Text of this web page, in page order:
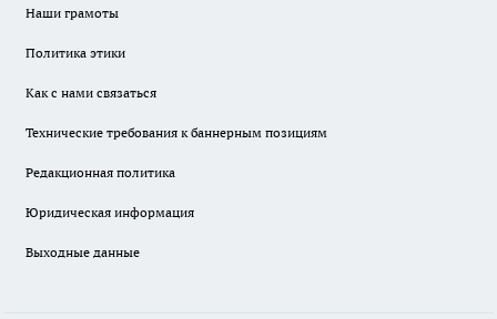
Наши грамоты
Политика этики
Как с нами связаться
Технические требования к баннерным позициям
Редакционная политика
Юридическая информация
Выходные данные